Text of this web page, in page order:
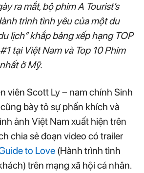
ra mắt, bộ phim A Tourist’s
trình tình yêu của một du
lịch” khắp bảng xếp hạng TOP
tại Việt Nam và Top 10 Phim
ở Mỹ.
viên Scott Ly – nam chính Sinh
bày tỏ sự phấn khích và
ảnh Việt Nam xuất hiện trên
chia sẻ đoạn video có trailer
to Love (Hành trình tình
trên mạng xã hội cá nhân.